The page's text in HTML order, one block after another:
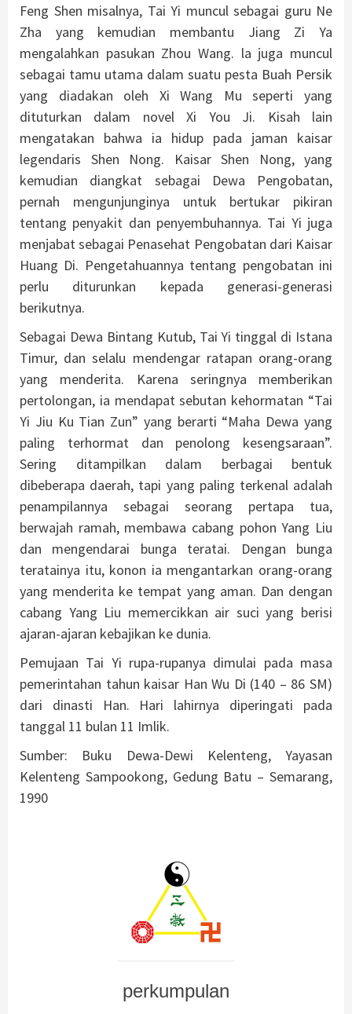
Feng Shen misalnya, Tai Yi muncul sebagai guru Ne
Zha yang kemudian membantu Jiang Zi Ya
mengalahkan pasukan Zhou Wang. la juga muncul
sebagai tamu utama dalam suatu pesta Buah Persik
yang diadakan oleh Xi Wang Mu seperti yang
dituturkan dalam novel Xi You Ji. Kisah lain
mengatakan bahwa ia hidup pada jaman kaisar
legendaris Shen Nong. Kaisar Shen Nong, yang
kemudian diangkat sebagai Dewa Pengobatan,
pernah mengunjunginya untuk bertukar pikiran
tentang penyakit dan penyembuhannya. Tai Yi juga
menjabat sebagai Penasehat Pengobatan dari Kaisar
Huang Di. Pengetahuannya tentang pengobatan ini
perlu diturunkan kepada generasi-generasi
berikutnya.
Sebagai Dewa Bintang Kutub, Tai Yi tinggal di Istana
Timur, dan selalu mendengar ratapan orang-orang
yang menderita. Karena seringnya memberikan
pertolongan, ia mendapat sebutan kehormatan “Tai
Yi Jiu Ku Tian Zun” yang berarti “Maha Dewa yang
paling terhormat dan penolong kesengsaraan”.
Sering ditampilkan dalam berbagai bentuk
dibeberapa daerah, tapi yang paling terkenal adalah
penampilannya sebagai seorang pertapa tua,
berwajah ramah, membawa cabang pohon Yang Liu
dan mengendarai bunga teratai. Dengan bunga
teratainya itu, konon ia mengantarkan orang-orang
yang menderita ke tempat yang aman. Dan dengan
cabang Yang Liu memercikkan air suci yang berisi
ajaran-ajaran kebajikan ke dunia.
Pemujaan Tai Yi rupa-rupanya dimulai pada masa
pemerintahan tahun kaisar Han Wu Di (140 – 86 SM)
dari dinasti Han. Hari lahirnya diperingati pada
tanggal 11 bulan 11 Imlik.
Sumber: Buku Dewa-Dewi Kelenteng, Yayasan
Kelenteng Sampookong, Gedung Batu – Semarang,
1990
perkumpulan